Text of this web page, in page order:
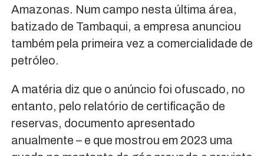
Amazonas. Num campo nesta última área,
batizado de Tambaqui, a empresa anunciou
também pela primeira vez a comercialidade de
petróleo.
A matéria diz que o anúncio foi ofuscado, no
entanto, pelo relatório de certificação de
reservas, documento apresentado
anualmente – e que mostrou em 2023 uma